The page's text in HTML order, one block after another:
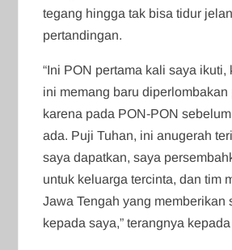
tegang hingga tak bisa tidur
pertandingan.
“Ini PON pertama kali saya ikuti,
ini memang baru diperlombakan
karena pada PON-PON
ada. Puji Tuhan, ini anugerah
saya dapatkan, saya
untuk keluarga tercinta, dan tim
Jawa Tengah yang memberikan
kepada saya,” terangnya